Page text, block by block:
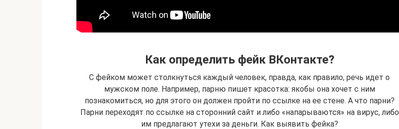
Как определить фейк ВКонтакте?
С фейком может столкнуться каждый человек, правда, как правило, речь идет о
мужском поле. Например, парню пишет красотка: якобы она хочет с ним
познакомиться, но для этого он должен пройти по ссылке на ее стене. А что парни?
Парни переходят по ссылке на сторонний сайт и либо «напарываются» на вирус, либо
им предлагают утехи за деньги. Как выявить фейка?